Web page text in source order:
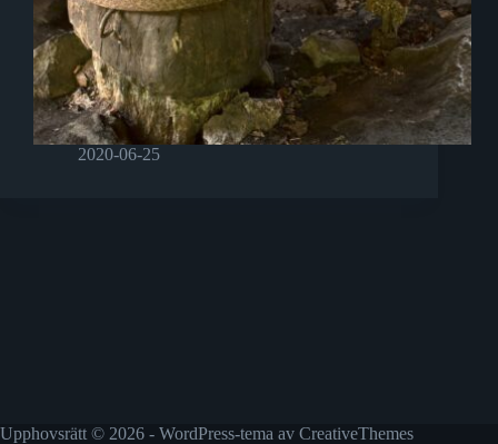
2020-06-25
Upphovsrätt © 2026 - WordPress-tema av CreativeThemes